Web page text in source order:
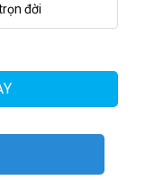
đời